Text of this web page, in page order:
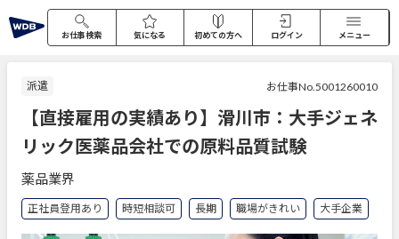
お仕事検索 気になる 初めての方へ ログイン メニュー
派遣 お仕事No.5001260010
【直接雇用の実績あり】滑川市：大手ジェネ
リック医薬品会社での原料品質試験
薬品業界
正社員登用あり 時短相談可 長期 職場がきれい 大手企業